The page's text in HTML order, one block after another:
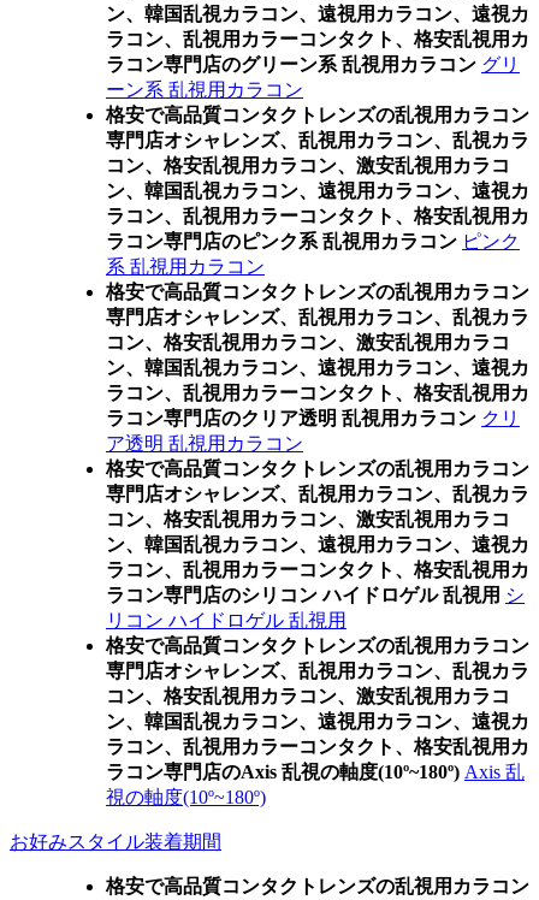
ン、韓国乱視カラコン、遠視用カラコン、遠視カ
ラコン、乱視用カラーコンタクト、格安乱視用カ
ラコン専門店のグリーン系 乱視用カラコン グリ
ーン系 乱視用カラコン
格安で高品質コンタクトレンズの乱視用カラコン
専門店オシャレンズ、乱視用カラコン、乱視カラ
コン、格安乱視用カラコン、激安乱視用カラコ
ン、韓国乱視カラコン、遠視用カラコン、遠視カ
ラコン、乱視用カラーコンタクト、格安乱視用カ
ラコン専門店のピンク系 乱視用カラコン ピンク
系 乱視用カラコン
格安で高品質コンタクトレンズの乱視用カラコン
専門店オシャレンズ、乱視用カラコン、乱視カラ
コン、格安乱視用カラコン、激安乱視用カラコ
ン、韓国乱視カラコン、遠視用カラコン、遠視カ
ラコン、乱視用カラーコンタクト、格安乱視用カ
ラコン専門店のクリア透明 乱視用カラコン クリ
ア透明 乱視用カラコン
格安で高品質コンタクトレンズの乱視用カラコン
専門店オシャレンズ、乱視用カラコン、乱視カラ
コン、格安乱視用カラコン、激安乱視用カラコ
ン、韓国乱視カラコン、遠視用カラコン、遠視カ
ラコン、乱視用カラーコンタクト、格安乱視用カ
ラコン専門店のシリコン ハイドロゲル 乱視用 シ
リコン ハイドロゲル 乱視用
格安で高品質コンタクトレンズの乱視用カラコン
専門店オシャレンズ、乱視用カラコン、乱視カラ
コン、格安乱視用カラコン、激安乱視用カラコ
ン、韓国乱視カラコン、遠視用カラコン、遠視カ
ラコン、乱視用カラーコンタクト、格安乱視用カ
ラコン専門店のAxis 乱視の軸度(10º~180º) Axis 乱
視の軸度(10º~180º)
お好みスタイル装着期間
格安で高品質コンタクトレンズの乱視用カラコン